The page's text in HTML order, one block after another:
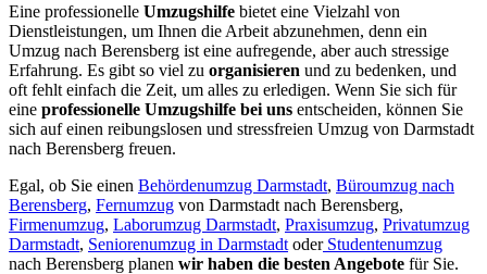
Eine professionelle Umzugshilfe bietet eine Vielzahl von
Dienstleistungen, um Ihnen die Arbeit abzunehmen, denn ein
Umzug nach Berensberg ist eine aufregende, aber auch stressige
Erfahrung. Es gibt so viel zu organisieren und zu bedenken, und
oft fehlt einfach die Zeit, um alles zu erledigen. Wenn Sie sich für
eine professionelle Umzugshilfe bei uns entscheiden, können Sie
sich auf einen reibungslosen und stressfreien Umzug von Darmstadt
nach Berensberg freuen.
Egal, ob Sie einen Behördenumzug Darmstadt, Büroumzug nach
Berensberg, Fernumzug von Darmstadt nach Berensberg,
Firmenumzug, Laborumzug Darmstadt, Praxisumzug, Privatumzug
Darmstadt, Seniorenumzug in Darmstadt oderStudentenumzug
nach Berensberg planen wir haben die besten Angebote für Sie.